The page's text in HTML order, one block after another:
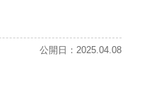
公開日：2025.04.08